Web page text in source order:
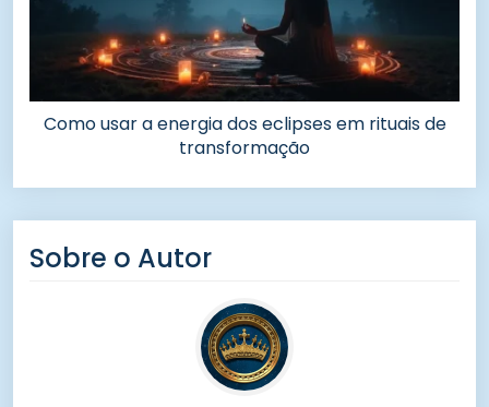
Como usar a energia dos eclipses em rituais de
transformação
Sobre o Autor